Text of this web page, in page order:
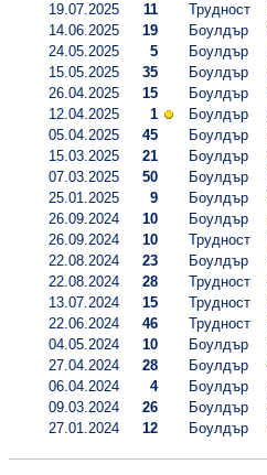
19.07.2025
11 Трудност
14.06.2025
19 Боулдър
24.05.2025
5 Боулдър
15.05.2025
35 Боулдър
26.04.2025
15 Боулдър
12.04.2025
1 Боулдър
05.04.2025
45 Боулдър
15.03.2025
21 Боулдър
07.03.2025
50 Боулдър
25.01.2025
9 Боулдър
26.09.2024
10 Боулдър
26.09.2024
10 Трудност
22.08.2024
23 Боулдър
22.08.2024
28 Трудност
13.07.2024
15 Трудност
22.06.2024
46 Трудност
04.05.2024
10 Боулдър
27.04.2024
28 Боулдър
06.04.2024
4 Боулдър
09.03.2024
26 Боулдър
27.01.2024
12 Боулдър